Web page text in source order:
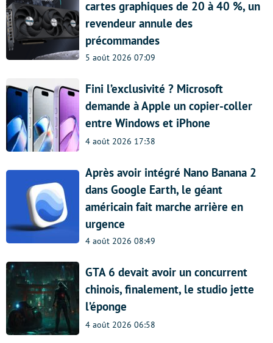
cartes graphiques de 20 à 40 %, un
revendeur annule des
précommandes
5 août 2026 07:09
Fini l’exclusivité ? Microsoft
demande à Apple un copier-coller
entre Windows et iPhone
4 août 2026 17:38
Après avoir intégré Nano Banana 2
dans Google Earth, le géant
américain fait marche arrière en
urgence
4 août 2026 08:49
GTA 6 devait avoir un concurrent
chinois, finalement, le studio jette
l’éponge
4 août 2026 06:58